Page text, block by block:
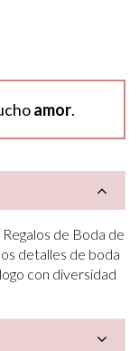
amor.
de Boda de
detalles de boda
con diversidad